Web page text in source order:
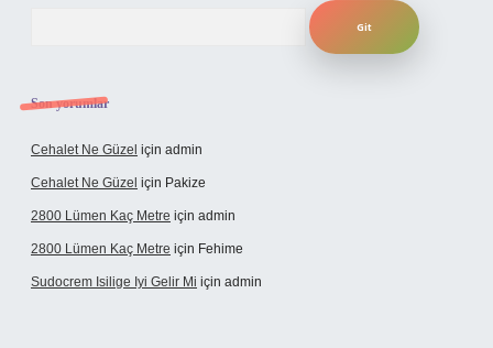
Son yorumlar
Cehalet Ne Güzel için admin
Cehalet Ne Güzel için Pakize
2800 Lümen Kaç Metre için admin
2800 Lümen Kaç Metre için Fehime
Sudocrem Isilige Iyi Gelir Mi için admin